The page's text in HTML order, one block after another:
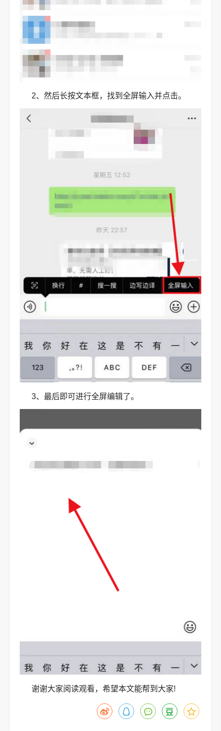
2、然后长按文本框，找到全屏输入并点击。
3、最后即可进行全屏编辑了。
谢谢大家阅读观看，希望本文能帮到大家!